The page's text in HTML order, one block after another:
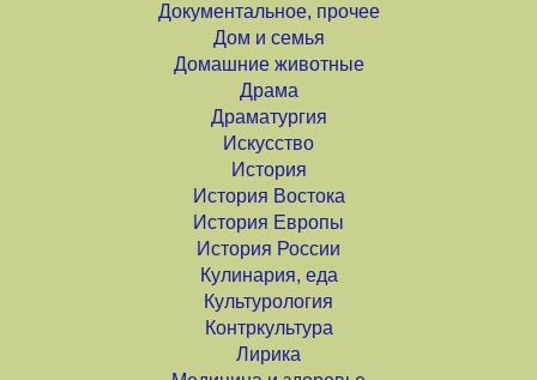
Документальное, прочее
Дом и семья
Домашние животные
Драма
Драматургия
Искусство
История
История Востока
История Европы
История России
Кулинария, еда
Культурология
Контркультура
Лирика